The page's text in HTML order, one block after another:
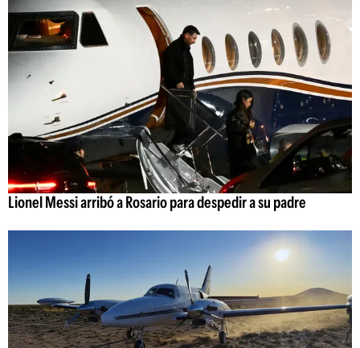
Lionel Messi arribó a Rosario para despedir a su padre